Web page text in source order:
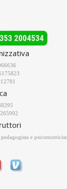
, pedagogista e